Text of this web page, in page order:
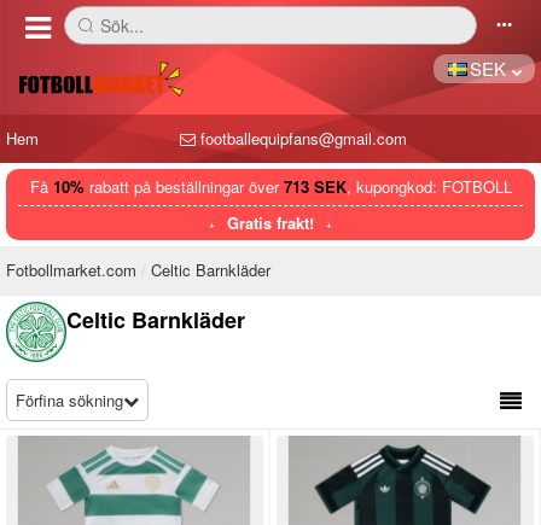
󰅼 Sök... 󰄒
SEK
Hem footballequipfans@gmail.com
Få 10%rabatt på beställningar över713 SEK, kupongkod: FOTBOLL
Gratis frakt!
Fotbollmarket.com Celtic Barnkläder
Celtic Barnkläder
Förfina sökning